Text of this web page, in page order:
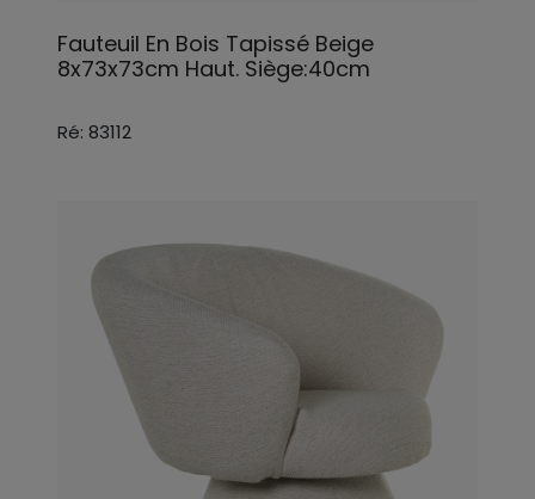
Fauteuil En Bois Tapissé Beige
8x73x73cm Haut. Siège:40cm
Ré: 83112